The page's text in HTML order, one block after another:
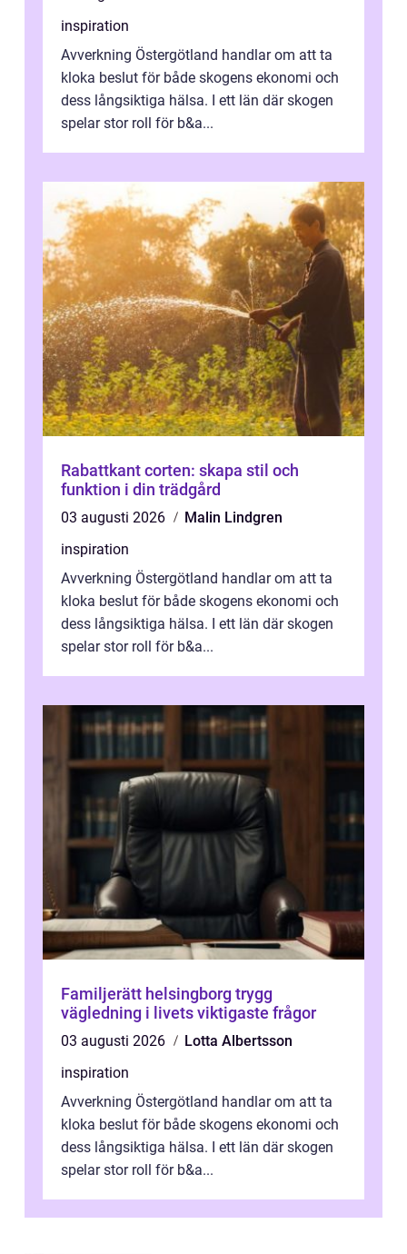
inspiration
Avverkning Östergötland handlar om att ta
kloka beslut för både skogens ekonomi och
dess långsiktiga hälsa. I ett län där skogen
spelar stor roll för b&a...
Rabattkant corten: skapa stil och
funktion i din trädgård
03 augusti 2026
Malin Lindgren
inspiration
Avverkning Östergötland handlar om att ta
kloka beslut för både skogens ekonomi och
dess långsiktiga hälsa. I ett län där skogen
spelar stor roll för b&a...
Familjerätt helsingborg trygg
vägledning i livets viktigaste frågor
03 augusti 2026
Lotta Albertsson
inspiration
Avverkning Östergötland handlar om att ta
kloka beslut för både skogens ekonomi och
dess långsiktiga hälsa. I ett län där skogen
spelar stor roll för b&a...